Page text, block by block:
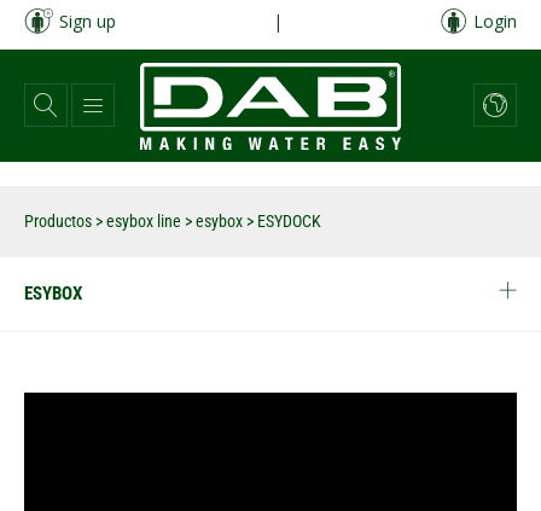
Pasar
contenido
principal
Sign up | Login
Productos >esybox line >esybox > ESYDOCK
ESYBOX